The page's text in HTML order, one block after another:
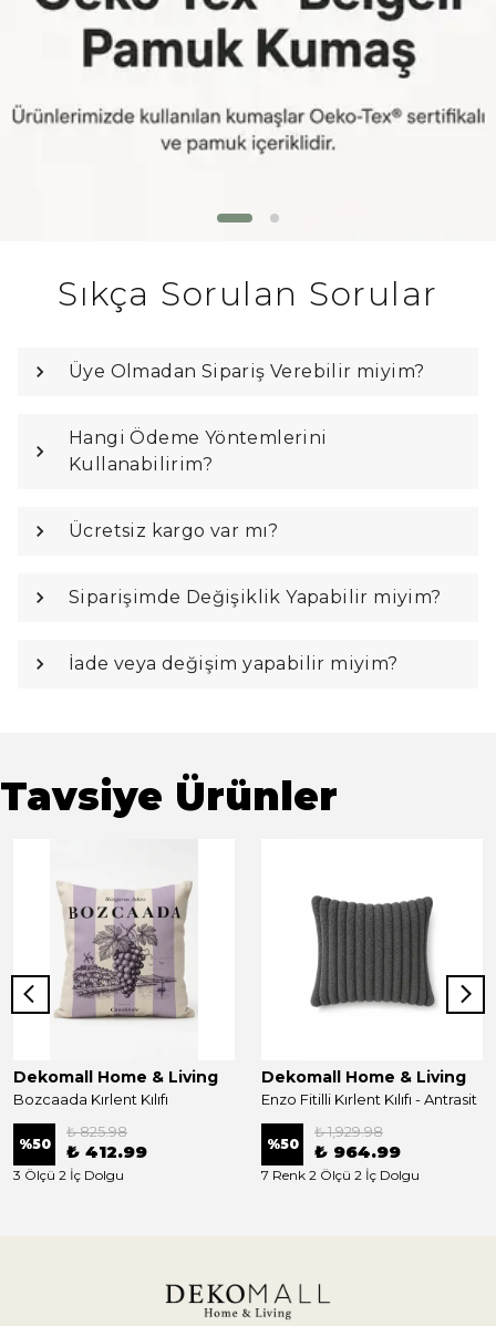
Sıkça Sorulan Sorular
Üye Olmadan Sipariş Verebilir miyim?
Hangi Ödeme Yöntemlerini
Kullanabilirim?
Ücretsiz kargo var mı?
Siparişimde Değişiklik Yapabilir miyim?
İade veya değişim yapabilir miyim?
Tavsiye Ürünler
Dekomall Home & Living
Bozcaada Kırlent Kılıfı
%50
₺ 825.98
₺ 412.99
3 Ölçü 2 İç Dolgu
Dekomall Home & Living
Enzo Fitilli Kırlent Kılıfı - Antrasit
%50
₺ 1,929.98
₺ 964.99
7 Renk 2 Ölçü 2 İç Dolgu